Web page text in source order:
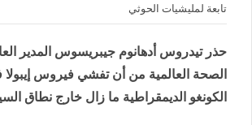
تابعة لمليشيات الحوثي
حذر تيدروس أدهانوم جيبريسوس المدير
الصحة العالمية من أن تفشي فيروس
الكونغو الديمقراطية ما زال خارج نطاق